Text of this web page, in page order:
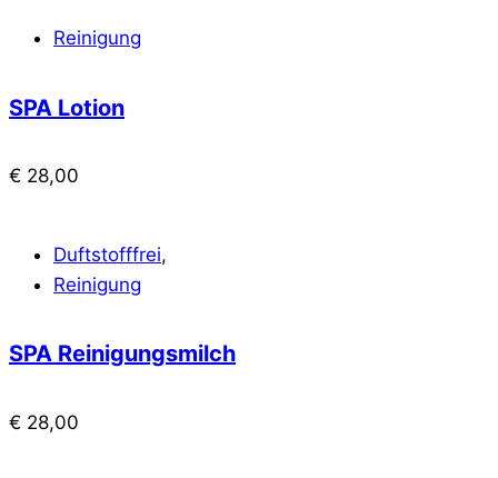
Reinigung
SPA Lotion
€ 28,00
Duftstofffrei,
Reinigung
SPA Reinigungsmilch
€ 28,00